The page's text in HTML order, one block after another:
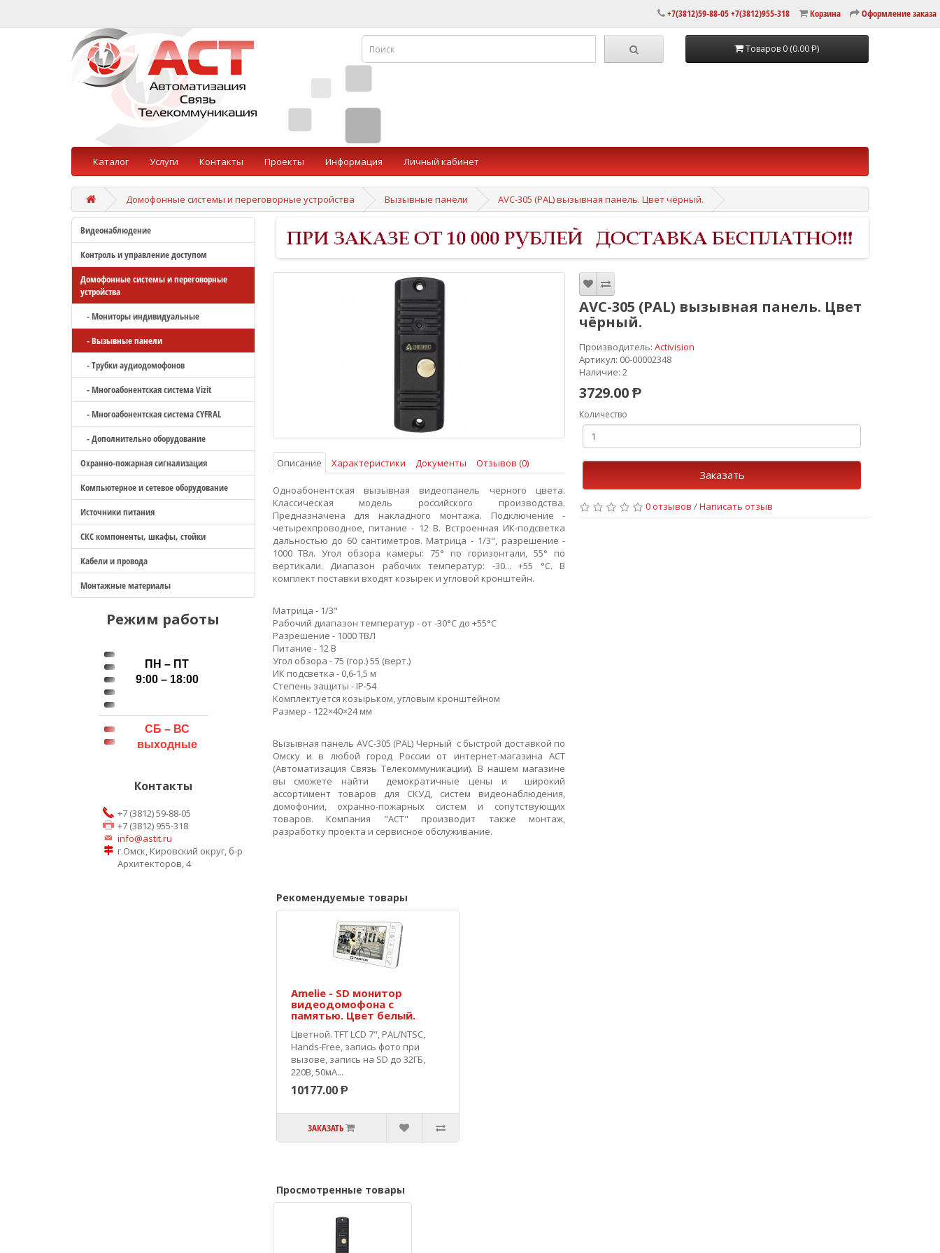
+7(3812)59-88-05 +7(3812)955-318 Корзина Оформление заказа
Товаров 0 (0.00 Ᵽ)
Каталог Услуги Контакты Проекты Информация Личный кабинет
Домофонные системы и переговорные устройства Вызывные панели AVC-305 (PAL) вызывная панель. Цвет чёрный.
Видеонаблюдение
Контроль и управление доступом
Домофонные системы и переговорные
устройства
- Мониторы индивидуальные
- Вызывные панели
- Трубки аудиодомофонов
- Многоабонентская система Vizit
- Многоабонентская система CYFRAL
- Дополнительно оборудование
Охранно-пожарная сигнализация
Компьютерное и сетевое оборудование
Источники питания
СКС компоненты, шкафы, стойки
Кабели и провода
Монтажные материалы
Режим работы
ПН – ПТ
9:00 – 18:00
СБ – ВС
выходные
Контакты
+7 (3812) 59-88-05
+7 (3812) 955-318
info@astit.ru
г.Омск, Кировский округ, б-р
Архитекторов, 4
Описание Характеристики Документы Отзывов (0)
Одноабонентская вызывная видеопанель черного цвета.
Классическая модель российского производства.
Предназначена для накладного монтажа. Подключение -
четырехпроводное, питание - 12 В. Встроенная ИК-подсветка
дальностью до 60 сантиметров. Матрица - 1/3", разрешение -
1000 ТВл. Угол обзора камеры: 75° по горизонтали, 55° по
вертикали. Диапазон рабочих температур: -30... +55 °C. В
комплект поставки входят козырек и угловой кронштейн.
Матрица - 1/3"
Рабочий диапазон температур - от -30°C до +55°C
Разрешение - 1000 ТВЛ
Питание - 12 В
Угол обзора - 75 (гор.) 55 (верт.)
ИК подсветка - 0,6-1,5 м
Степень защиты - IP-54
Комплектуется козырьком, угловым кронштейном
Размер - 122×40×24 мм
Вызывная панель AVC-305 (PAL) Черный с быстрой доставкой по
Омску и в любой город России от интернет-магазина АСТ
(Автоматизация Связь Телекоммуникации). В нашем магазине
вы сможете найти демократичные цены и широкий
ассортимент товаров для СКУД, систем видеонаблюдения,
домофонии, охранно-пожарных систем и сопутствующих
товаров. Компания "АСТ" производит также монтаж,
разработку проекта и сервисное обслуживание.
AVC-305 (PAL) вызывная панель. Цвет
чёрный.
Производитель:Activision
Артикул: 00-00002348
Наличие: 2
3729.00 Ᵽ
Количество
Заказать
0 отзывов /Написать отзыв
Рекомендуемые товары
Amelie - SD монитор
видеодомофона с
памятью. Цвет белый.
Цветной. TFT LCD 7", PAL/NTSC,
Hands-Free, запись фото при
вызове, запись на SD до 32ГБ,
220В, 50мА...
10177.00 Ᵽ
ЗАКАЗАТЬ
Просмотренные товары